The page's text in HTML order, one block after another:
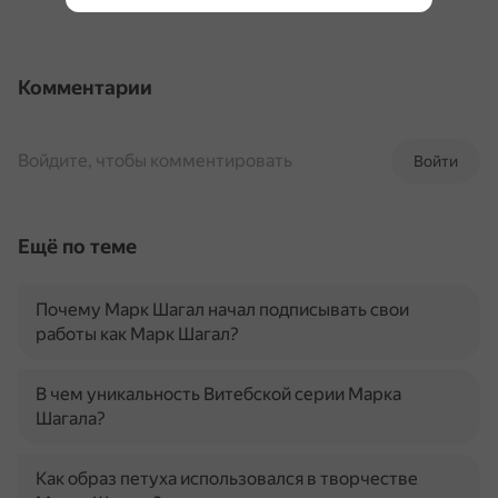
Комментарии
Войти
Войдите, чтобы комментировать
Ещё по теме
Почему Марк Шагал начал подписывать свои
работы как Марк Шагал?
В чем уникальность Витебской серии Марка
Шагала?
Как образ петуха использовался в творчестве